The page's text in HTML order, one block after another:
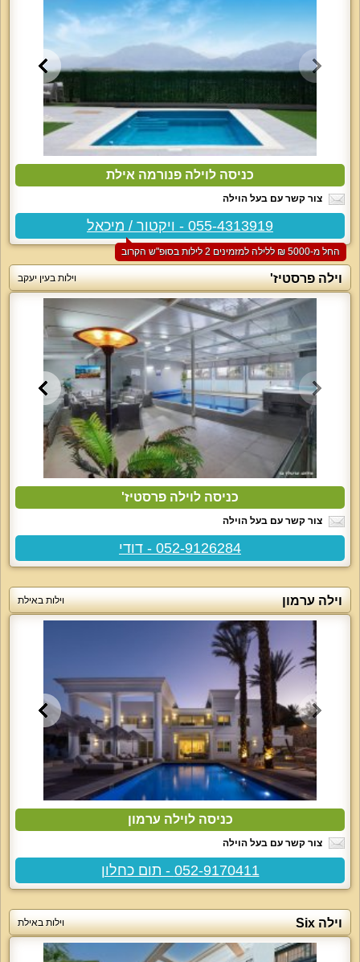
כניסה לוילה פנורמה אילת
צור קשר עם בעל הוילה
055-4313919 - ויקטור / מיכאל
החל מ-‏5000 ₪ ללילה למזמינים 2 לילות בסופ"ש הקרוב
וילה פרסטיז' וילות בעין יעקב
כניסה לוילה פרסטיז'
צור קשר עם בעל הוילה
052-9126284 - דודי
וילה ערמון וילות באילת
כניסה לוילה ערמון
צור קשר עם בעל הוילה
052-9170411 - תום כחלון
וילה Six וילות באילת